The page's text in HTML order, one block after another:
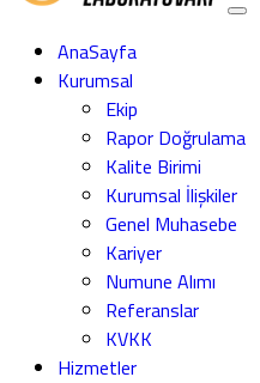
AnaSayfa
Kurumsal
Ekip
Rapor Doğrulama
Kalite Birimi
Kurumsal İlişkiler
Genel Muhasebe
Kariyer
Numune Alımı
Referanslar
KVKK
Hizmetler